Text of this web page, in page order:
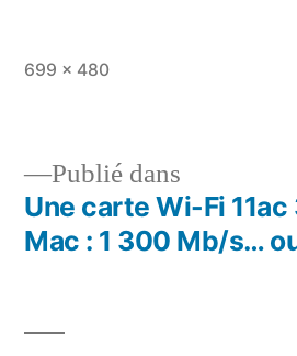
Taille
699 × 480
Navigation
l’article
Publié dans
Une carte Wi-Fi
Mac : 1 300 Mb/s…